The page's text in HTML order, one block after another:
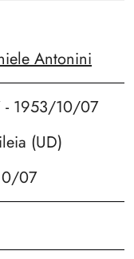
Antonini
- 1953/10/07
(UD)
07